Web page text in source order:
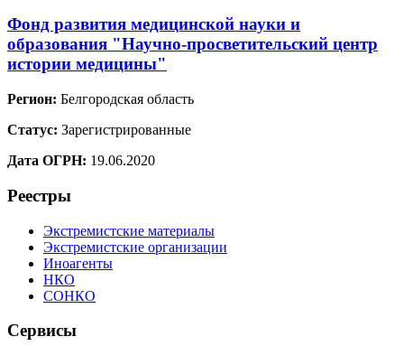
Фонд развития медицинской науки и
образования "Научно-просветительский центр
истории медицины"
Регион: Белгородская область
Статус: Зарегистрированные
Дата ОГРН: 19.06.2020
Реестры
Экстремистские материалы
Экстремистские организации
Иноагенты
НКО
СОНКО
Сервисы